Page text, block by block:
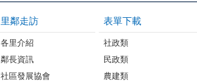
里鄰走訪
各里介紹
鄰長資訊
社區發展協會
表單下載
社政類
民政類
農建類